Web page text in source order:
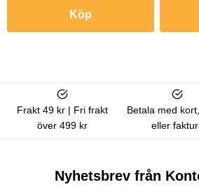
Köp
Frakt 49 kr | Fri frakt
över 499 kr
Betala med
eller
Nyhetsbrev från